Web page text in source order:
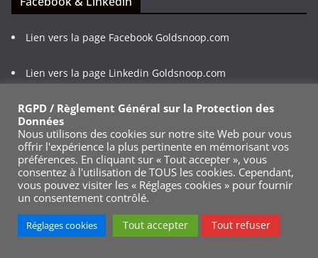
Lien vers la page Facebook Goldsnoop.com
Lien vers la page Linkedin Goldsnoop.com
Abonnez-vous à la page Linkedin ou Facebook de
Goldsnoop.com, suivez et partagez nos publications
facilement.
Flux RSS
Lien direct vers le flux RSS
Suivez nos dernières publications depuis n'importe quel
RGPD / Règlement Général sur la Protection des
Données
Nous utilisons des cookies sur notre site Web pour vous
offrir l'expérience la plus pertinente en mémorisant vos
préférences. En cliquant sur « Tout accepter », vous
consentez à l'utilisation de TOUS les cookies. Cependant,
vous pouvez visiter les « Réglages cookies » pour fournir
un consentement contrôlé.
Réglages cookies Tout accepter Tout refuser